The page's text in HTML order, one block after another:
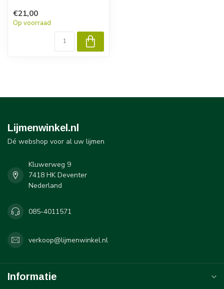
€21,00
Op voorraad
Lijmenwinkel.nl
Dé webshop voor al uw lijmen
Kluwerweg 9
7418 HK Deventer
Nederland
085-4011571
verkoop@lijmenwinkel.nl
Informatie